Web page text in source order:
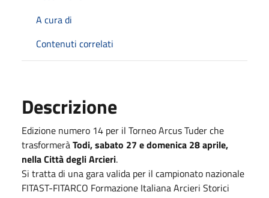
A cura di
Contenuti correlati
Descrizione
Edizione numero 14 per il Torneo Arcus Tuder che
trasformeràTodi, sabato 27 e domenica 28 aprile,
nella Città degli Arcieri.
Si tratta di una gara valida per il campionato nazionale
FITAST-FITARCO Formazione Italiana Arcieri Storici